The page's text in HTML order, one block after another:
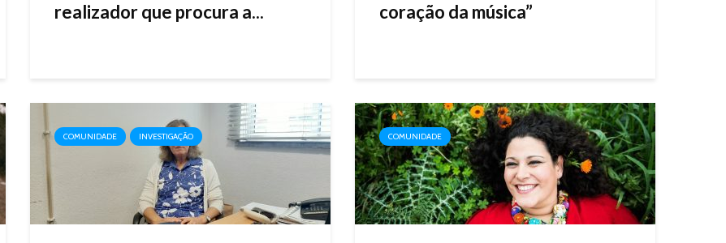
realizador que procura a...
coração da música”
COMUNIDADE INVESTIGAÇÃO COMUNIDADE